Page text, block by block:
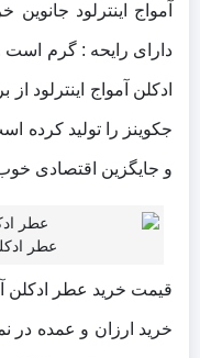
آمواج اینترلود جانوین
دارای رایحه : گرم است
ادکلن آمواج اینترلود
جکوینز را تولید کرده
و جایگزین اقتصادی
عطر
قیمت خرید عطر ادکلن
خرید ارزان و عمده در